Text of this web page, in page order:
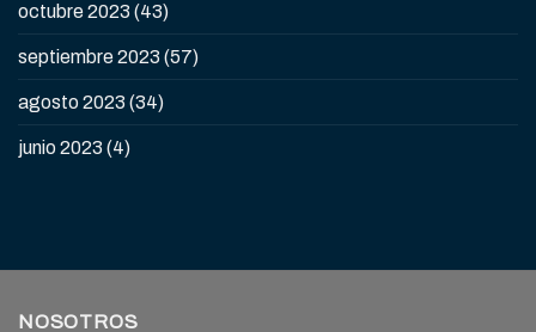
octubre 2023 (43)
septiembre 2023 (57)
agosto 2023 (34)
junio 2023 (4)
NOSOTROS